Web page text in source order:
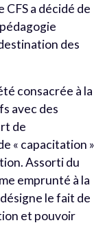
a décidé de
des
consacrée à la
avec des
de
« capacitation »
Assorti du
emprunté à la
le fait de
et pouvoir